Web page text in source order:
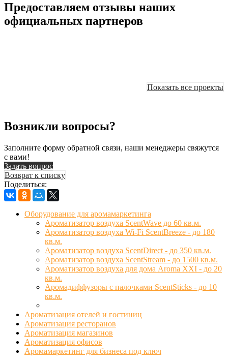
Предоставляем отзывы наших
официальных партнеров
Показать все проекты
Возникли вопросы?
Заполните форму обратной связи, наши менеджеры свяжутся
с вами!
Задать вопрос
Возврат к списку
Поделиться:
Оборудование для аромамаркетинга
Ароматизатор воздуха ScentWave до 60 кв.м.
Ароматизатор воздуха Wi-Fi ScentBreeze - до 180
кв.м.
Ароматизатор воздуха ScentDirect - до 350 кв.м.
Ароматизатор воздуха ScentStream - до 1500 кв.м.
Ароматизатор воздуха для дома Aroma XXI - до 20
кв.м.
Аромадиффузоры с палочками ScentSticks - до 10
кв.м.
Ароматизация отелей и гостиниц
Ароматизация ресторанов
Ароматизация магазинов
Ароматизация офисов
Аромамаркетинг для бизнеса под ключ